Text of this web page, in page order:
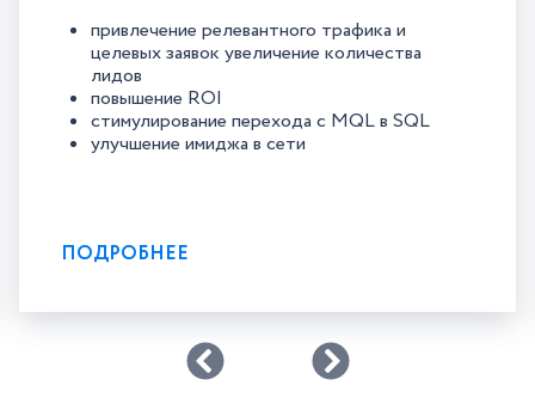
привлечение релевантного трафика и
целевых заявок увеличение количества
лидов
повышение ROI
стимулирование перехода с MQL в SQL
улучшение имиджа в сети
ПОДРОБНЕЕ